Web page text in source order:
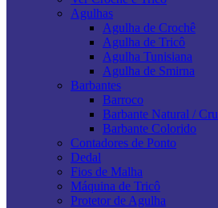
Agulhas
Agulha de Crochê
Agulha de Tricô
Agulha Tunisiana
Agulha de Smirna
Barbantes
Barroco
Barbante Natural / Cru
Barbante Colorido
Contadores de Ponto
Dedal
Fios de Malha
Máquina de Tricô
Protetor de Agulha